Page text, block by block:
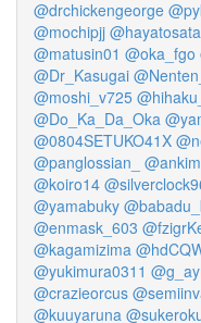
@drchickengeorge
@mochipjj
@matusin01 @oka_fgo
@Dr_Kasugai
@moshi_v725
@Do_Ka_Da_Oka
@0804SETUKO41X
@panglossian_
@koiro14
@yamabuky
@enmask_603
@kagamizima
@yukimura0311
@crazieorcus
@kuuyaruna